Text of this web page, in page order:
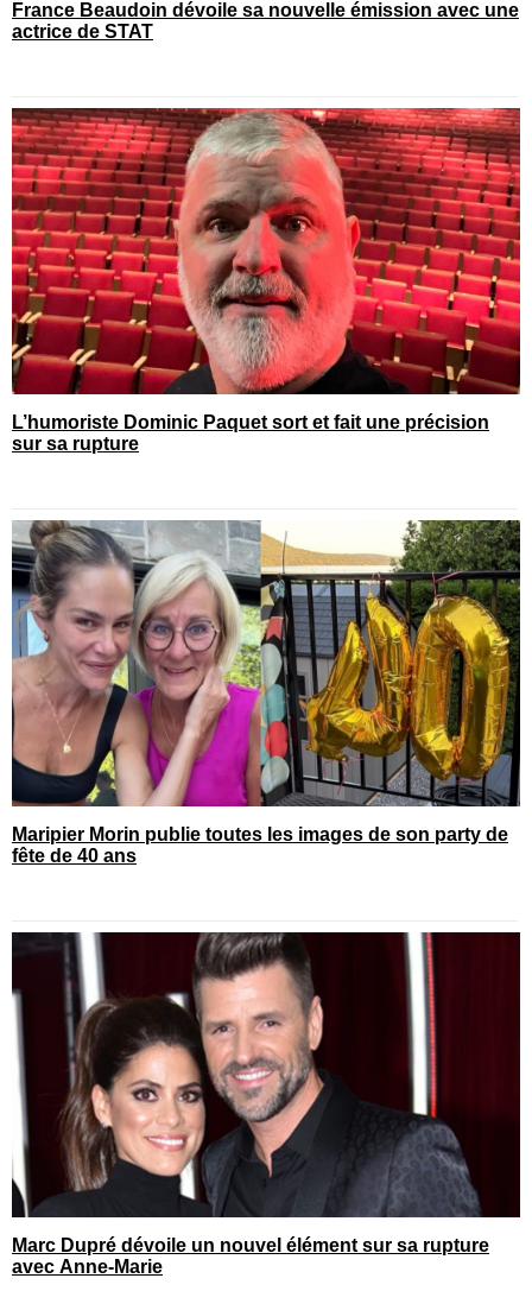
France Beaudoin dévoile sa nouvelle émission avec une
actrice de STAT
L’humoriste Dominic Paquet sort et fait une précision
sur sa rupture
Maripier Morin publie toutes les images de son party de
fête de 40 ans
Marc Dupré dévoile un nouvel élément sur sa rupture
avec Anne-Marie